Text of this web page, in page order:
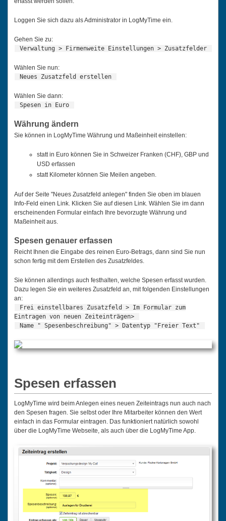
Loggen Sie sich dazu als Administrator in LogMyTime ein.
Gehen Sie zu:
Verwaltung > Firmenweite Einstellungen > Zusatzfelder
Wählen Sie nun:
Neues Zusatzfeld erstellen
Wählen Sie dann:
Spesen in Euro
Währung ändern
Sie können in LogMyTime Währung und Maßeinheit einstellen:
statt in Euro können Sie in Schweizer Franken (CHF), GBP und
USD erfassen
statt Kilometer können Sie Meilen angeben.
Auf der Seite "Neues Zusatzfeld anlegen" finden Sie oben im blauen
Info-Feld einen Link. Klicken Sie auf diesen Link. Wählen Sie im dann
erscheinenden Formular einfach Ihre bevorzugte Währung und
Maßeinheit aus.
Spesen genauer erfassen
Reicht Ihnen die Eingabe des reinen Euro-Betrags, dann sind Sie nun
schon fertig mit dem Erstellen des Zusatzfeldes.
Sie können allerdings auch festhalten, welche Spesen erfasst wurden.
Dazu legen Sie ein weiteres Zusatzfeld an, mit folgenden Einstellungen
an:
Frei einstellbares Zusatzfeld > Im Formular zum
Eintragen von neuen Zeiteinträgen>
Name " Spesenbeschreibung" > Datentyp "Freier Text"
Spesen erfassen
LogMyTime wird beim Anlegen eines neuen Zeiteintrags nun auch nach
den Spesen fragen. Sie selbst oder Ihre Mitarbeiter können den Wert
einfach in das Formular eintragen. Das funktioniert natürlich sowohl
über die LogMyTime Webseite, als auch über die LogMyTime App.